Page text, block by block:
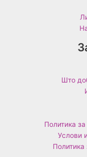
Што
Политика
Услови
Политика